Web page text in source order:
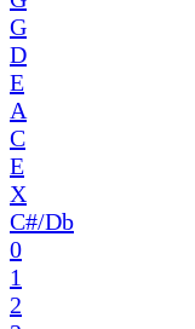
G
D
E
A
C
E
X
C#/Db
0
1
2